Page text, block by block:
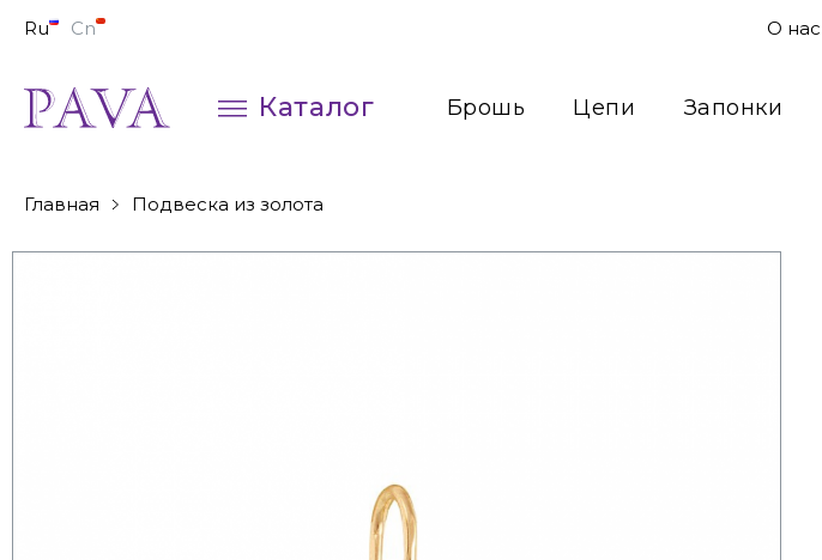
Ru Cn О нас
Каталог Брошь Цепи Запонки
Главная Подвеска из золота